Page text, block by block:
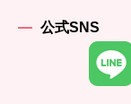
公式SNS